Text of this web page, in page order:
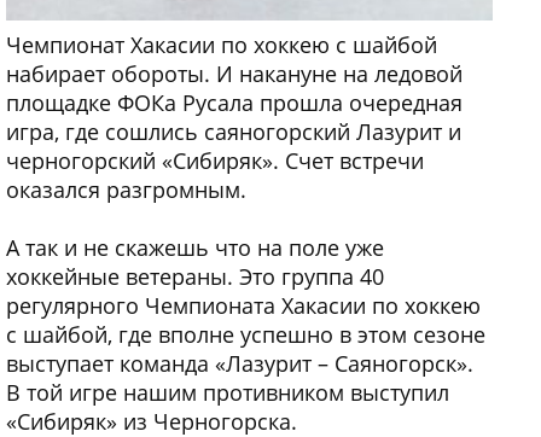
Чемпионат Хакасии по хоккею с шайбой
набирает обороты. И накануне на ледовой
площадке ФОКа Русала прошла очередная
игра, где сошлись саяногорский Лазурит и
черногорский «Сибиряк». Счет встречи
оказался разгромным.
А так и не скажешь что на поле уже
хоккейные ветераны. Это группа 40
регулярного Чемпионата Хакасии по хоккею
с шайбой, где вполне успешно в этом сезоне
выступает команда «Лазурит – Саяногорск».
В той игре нашим противником выступил
«Сибиряк» из Черногорска.